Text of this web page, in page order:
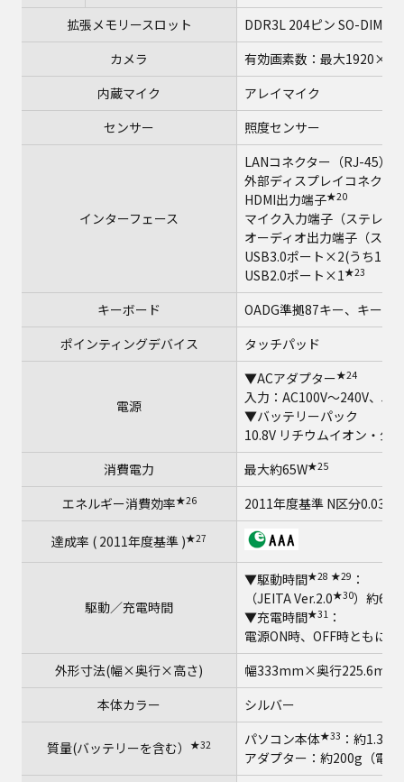
拡張メモリースロット
DDR3L 204ピン SO-DIMM
カメラ
有効画素数：最大
内蔵マイク
アレイマイク
センサー
照度センサー
インターフェース
LANコネクター（RJ-45）
外部ディスプレイコネクタ
HDMI出力端子★20
マイク入力端子（ステレオ
オーディオ出力端子（ステ
USB3.0ポート×2(うち1つ
USB2.0ポート×1★23
キーボード
OADG準拠87キー、キー
ポインティングデバイス
タッチパッド
電源
▼ACアダプター★24
入力：AC100V～240V、
▼バッテリーパック
10.8V リチウムイオン・公
消費電力
最大約65W★25
エネルギー消費効率★26 2011年度基準 N区分0.032
達成率 ( 2011年度基準 )★27
駆動／充電時間
▼駆動時間★28 ★29 ：
（JEITA Ver.2.0★30）約6.5
▼充電時間★31 ：
電源ON時、OFF時ともに約
外形寸法(幅×奥行×高さ)
幅333mm×奥行
本体カラー
シルバー
質量(バッテリーを含む） ★32 パソコン本体★33 ：約
アダプター：約200g（電